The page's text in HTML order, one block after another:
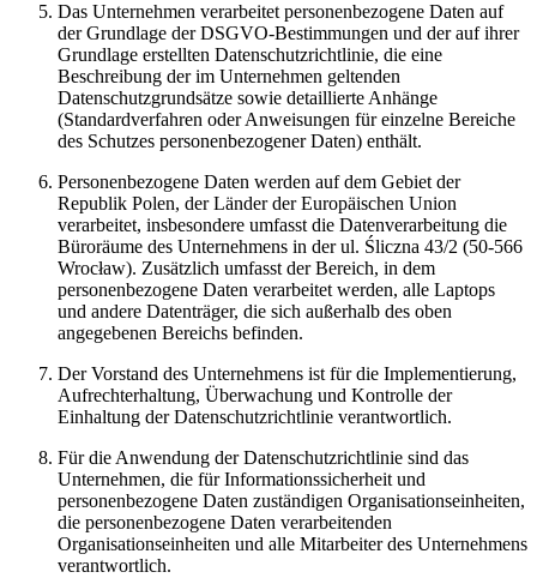
Das Unternehmen verarbeitet personenbezogene Daten auf
der Grundlage der DSGVO-Bestimmungen und der auf ihrer
Grundlage erstellten Datenschutzrichtlinie, die eine
Beschreibung der im Unternehmen geltenden
Datenschutzgrundsätze sowie detaillierte Anhänge
(Standardverfahren oder Anweisungen für einzelne Bereiche
des Schutzes personenbezogener Daten) enthält.
Personenbezogene Daten werden auf dem Gebiet der
Republik Polen, der Länder der Europäischen Union
verarbeitet, insbesondere umfasst die Datenverarbeitung die
Büroräume des Unternehmens in der ul. Śliczna 43/2 (50-566
Wrocław). Zusätzlich umfasst der Bereich, in dem
personenbezogene Daten verarbeitet werden, alle Laptops
und andere Datenträger, die sich außerhalb des oben
angegebenen Bereichs befinden.
Der Vorstand des Unternehmens ist für die Implementierung,
Aufrechterhaltung, Überwachung und Kontrolle der
Einhaltung der Datenschutzrichtlinie verantwortlich.
Für die Anwendung der Datenschutzrichtlinie sind das
Unternehmen, die für Informationssicherheit und
personenbezogene Daten zuständigen Organisationseinheiten,
die personenbezogene Daten verarbeitenden
Organisationseinheiten und alle Mitarbeiter des Unternehmens
verantwortlich.